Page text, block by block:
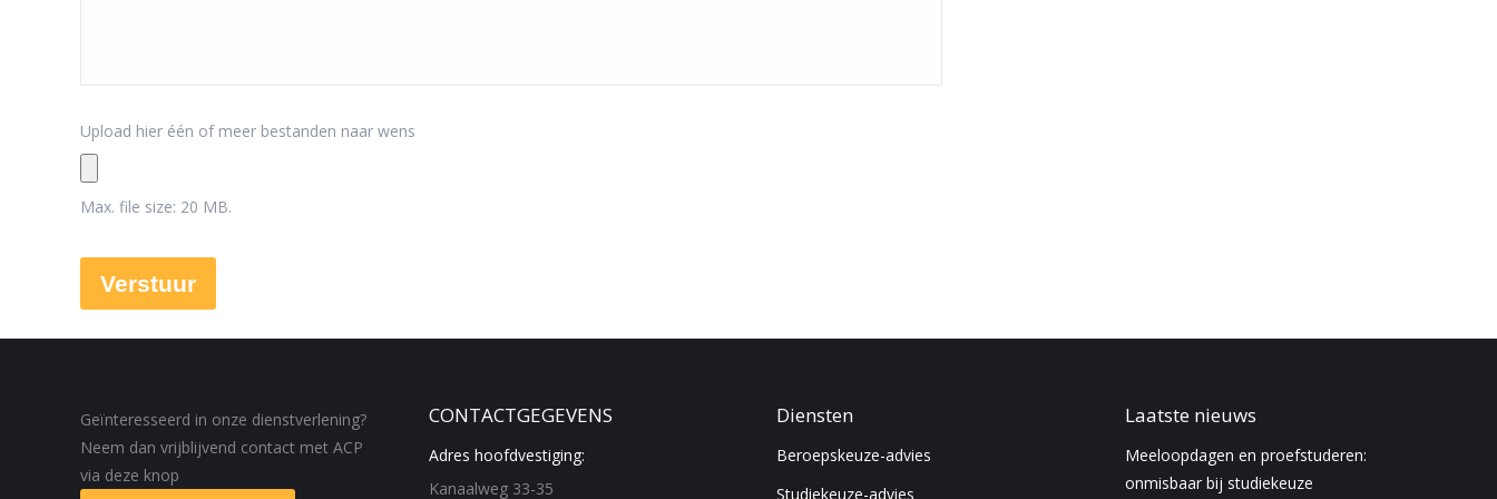
Upload hier één of meer bestanden naar wens
Max. file size: 20 MB.
Geïnteresseerd in onze dienstverlening?
Neem dan vrijblijvend contact met ACP
via deze knop
CONTACTGEGEVENS
Adres hoofdvestiging:
Kanaalweg 33-35
Diensten
Beroepskeuze-advies
Studiekeuze-advies
Laatste nieuws
Meeloopdagen en proefstuderen:
onmisbaar bij studiekeuze